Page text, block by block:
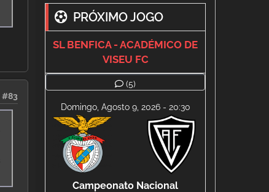
#83
PRÓXIMO JOGO
SL BENFICA - ACADÉMICO DE
VISEU FC
(5)
Domingo, Agosto 9, 2026 - 20:30
Campeonato Nacional